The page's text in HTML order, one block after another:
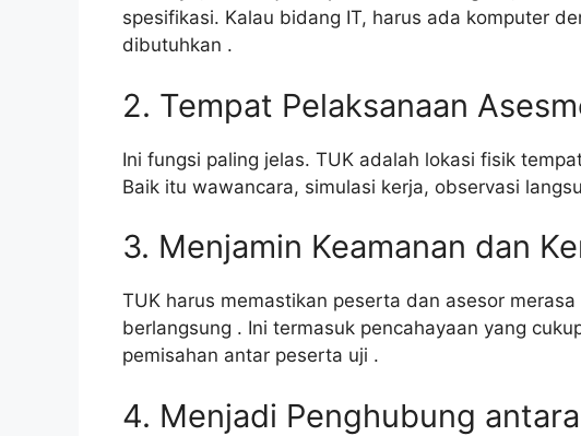
spesifikasi. Kalau bidang IT, harus ada komputer
dibutuhkan .
2. Tempat Pelaksanaan
Ini fungsi paling jelas. TUK adalah lokasi fisik
Baik itu wawancara, simulasi kerja, observasi
3. Menjamin Keamanan dan
TUK harus memastikan peserta dan asesor
berlangsung . Ini termasuk pencahayaan yang
pemisahan antar peserta uji .
4. Menjadi Penghubung